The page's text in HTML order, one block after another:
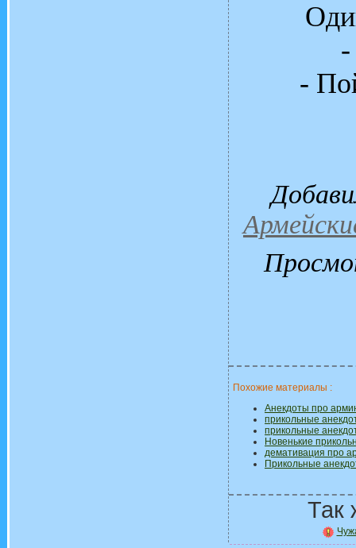
-
Похожие материалы :
Анекдоты про
прикольные
прикольные
Новенькие
демативация про
Прикольные
Так